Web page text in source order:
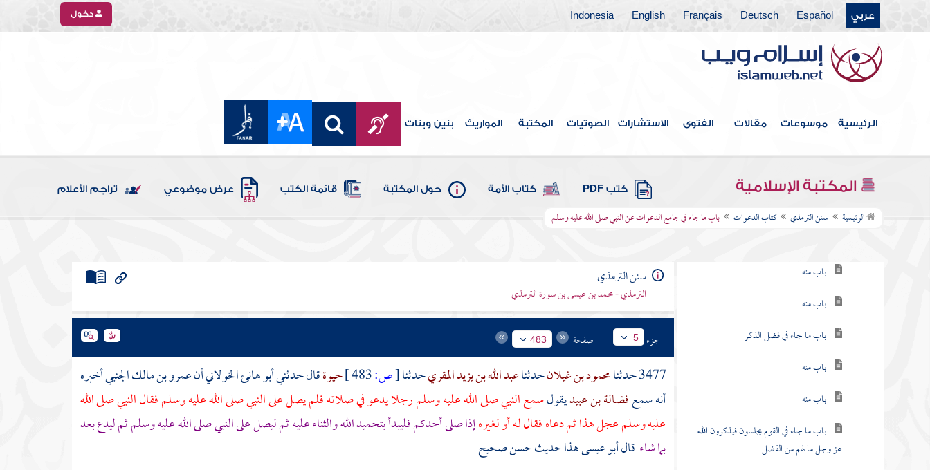
عربي Español
Deutsch
Français
English
Indonesia دخول
الرئيسية موسوعات مقالات الفتوى الاستشارات الصوتيات المكتبة المواريث بنين وبنات
المكتبة الإسلامية كتب PDF كتاب الأمة حول المكتبة قائمة الكتب عرض موضوعي تراجم الأعلام
الرئيسية سنن الترمذي كتاب الدعوات باب ما جاء في جامع الدعوات عن النبي صلى الله عليه وسلم
كتاب الاستئذان والآداب
كتاب الأدب
كتاب الأمثال
كتاب فضائل القرآن
كتاب القراءات
كتاب تفسير القرآن
كتاب الدعوات
باب منه
باب منه
باب ما جاء في فضل الذكر
باب منه
باب منه
باب ما جاء في القوم يجلسون فيذكرون الله
عز وجل ما لهم من الفضل
سنن الترمذي
الترمذي - محمد بن عيسى بن سورة الترمذي
جزء 5 صفحة 483
3477 حدثنا محمود بن غيلانحدثناعبد الله بن يزيد المقريحدثنا[ص: حيوةقال حدثنيأبو هانئ الخولانيأنعمرو بن مالك الجنبيأخبره
أنه سمعفضالة بن عبيديقولسمع النبي صلى الله عليه وسلم رجلا يدعو في صلاته فلم يصل على النبي صلى الله عليه وسلم فقال النبي صلى الله
عليه وسلم عجل هذا ثم دعاه فقال له أو لغيرهإذا صلى أحدكم فليبدأ بتحميد الله والثناء عليه ثم ليصل على النبي صلى الله عليه وسلم ثم ليدع بعد
بما شاء قال أبو عيسى هذا حديث حسن صحيح